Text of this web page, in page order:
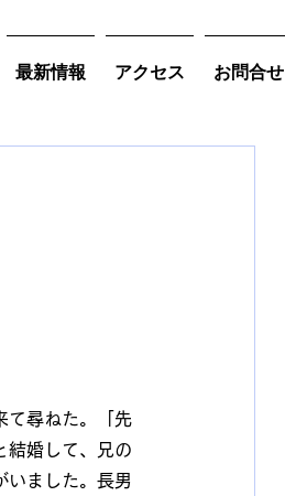
て尋ねた。「先
結婚して、兄の
いました。長男
最新情報 アクセス お問合せ